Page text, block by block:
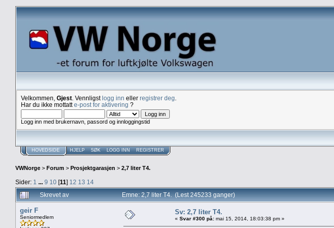
Velkommen, Gjest . Vennligstlogg inn eller registrer deg
Har du ikke mottatte-post for aktivering ?
Logg inn med brukernavn, passord og innloggingstid
HOVEDSIDE HJELP SØK LOGG INN REGISTRER
VWNorge > Forum > Prosjektgarasjen > 2,7 liter T4.
Sider: 1 ... 9 10 [11] 12 13 14
Skrevet av Emne: 2,7 liter T4. (Lest 245233 ganger)
geir F
Seniormedlem
Sv: 2,7 liter T4.
« Svar #300 på: mai 15, 2014, 18:03:38 pm »